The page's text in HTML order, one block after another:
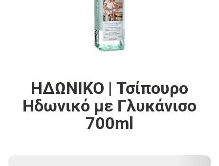
ΗΔΩΝΙΚΟ | Τσίπουρο
Ηδωνικό με Γλυκάνισο
700ml